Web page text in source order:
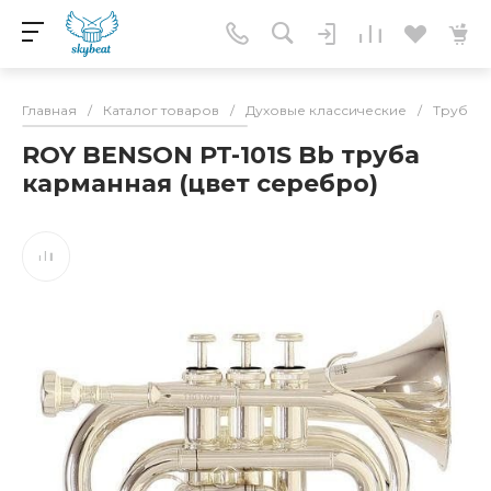
Главная / Каталог товаров / Духовые классические / Трубы
ROY BENSON PT-101S Bb труба
карманная (цвет серебро)